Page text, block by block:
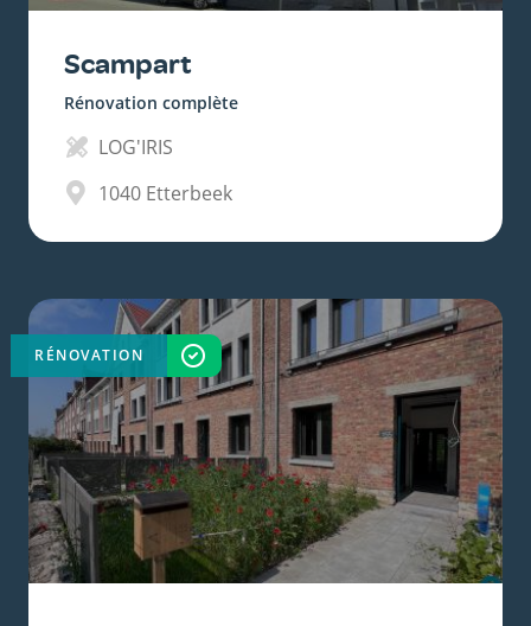
Scampart
Rénovation complète
LOG'IRIS
1040 Etterbeek
RÉNOVATION TERMINÉ